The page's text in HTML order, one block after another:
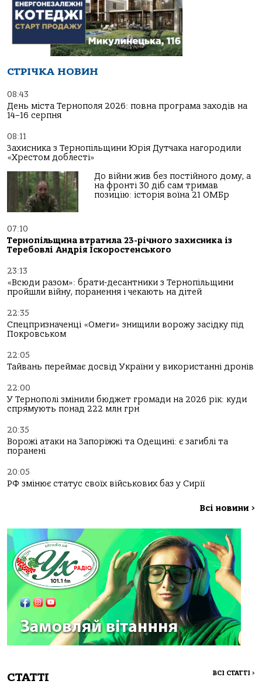
СТРІЧКА НОВИН
08:43
День міста Тернополя 2026: повна програма заходів на
14–16 серпня
08:11
Захисника з Тернопільщини Юрія Дутчака нагородили
«Хрестом доблесті»
До війни жив без постійного дому, а
на фронті 30 діб сам тримав
позицію: історія воїна 21 ОМБр
07:10
Тернопільщина втратила 23-річного захисника із
Теребовлі Андрія Іскоростенського
23:13
«Всюди разом»: брати-десантники з Тернопільщини
пройшли війну, поранення і чекають на дітей
22:35
Спецпризначенці «Омеги» знищили ворожу засідку під
Покровськом
22:05
Тайвань переймає досвід України у використанні дронів
22:00
У Тернополі змінили бюджет громади на 2026 рік: куди
спрямують понад 222 млн грн
20:35
Ворожі атаки на Запоріжжі та Одещині: є загиблі та
поранені
20:05
РФ змінює статус своїх військових баз у Сирії
Всі новини >
СТАТТІ ВСІ СТАТТІ >